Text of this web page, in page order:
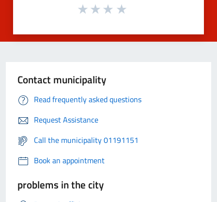
Contact municipality
Read frequently asked questions
Request Assistance
Call the municipality 01191151
Book an appointment
problems in the city